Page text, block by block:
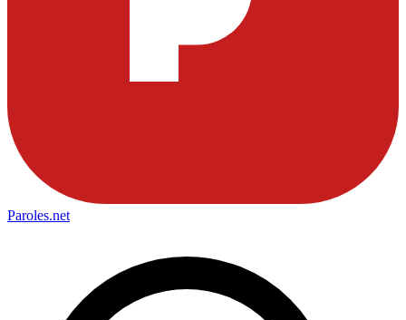
Paroles.net